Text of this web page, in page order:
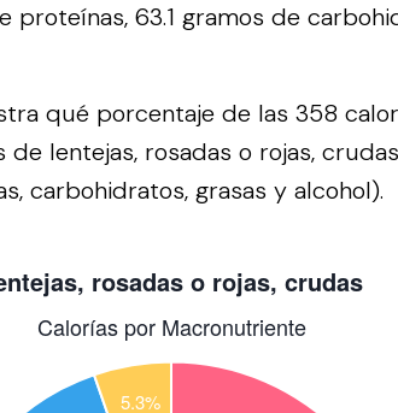
proteínas, 63.1 gramos de
qué porcentaje de las 358
lentejas, rosadas o rojas,
carbohidratos, grasas y alcohol).